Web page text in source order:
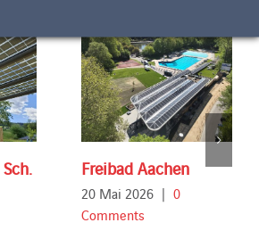
Freibad Aachen
20 Mai 2026 | 0
Comments